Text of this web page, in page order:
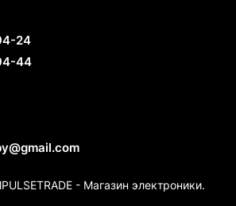
24
44
- Магазин электроники.